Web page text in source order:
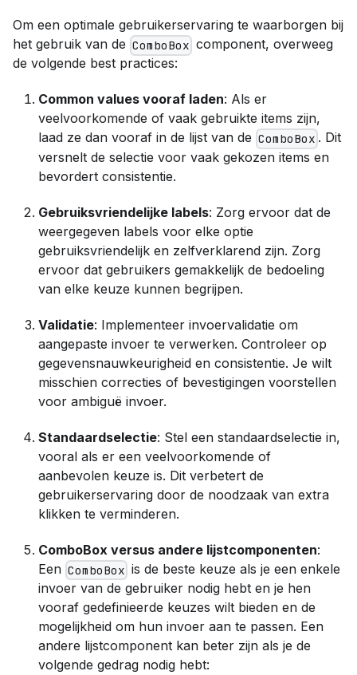
Om een optimale gebruikerservaring te waarborgen bij
het gebruik van de ComboBox component, overweeg
de volgende best practices:
Common values vooraf laden: Als er
veelvoorkomende of vaak gebruikte items zijn,
laad ze dan vooraf in de lijst van de ComboBox . Dit
versnelt de selectie voor vaak gekozen items en
bevordert consistentie.
Gebruiksvriendelijke labels: Zorg ervoor dat de
weergegeven labels voor elke optie
gebruiksvriendelijk en zelfverklarend zijn. Zorg
ervoor dat gebruikers gemakkelijk de bedoeling
van elke keuze kunnen begrijpen.
Validatie: Implementeer invoervalidatie om
aangepaste invoer te verwerken. Controleer op
gegevensnauwkeurigheid en consistentie. Je wilt
misschien correcties of bevestigingen voorstellen
voor ambiguë invoer.
Standaardselectie: Stel een standaardselectie in,
vooral als er een veelvoorkomende of
aanbevolen keuze is. Dit verbetert de
gebruikerservaring door de noodzaak van extra
klikken te verminderen.
ComboBox versus andere lijstcomponenten:
Een ComboBox is de beste keuze als je een enkele
invoer van de gebruiker nodig hebt en je hen
vooraf gedefinieerde keuzes wilt bieden en de
mogelijkheid om hun invoer aan te passen. Een
andere lijstcomponent kan beter zijn als je de
volgende gedrag nodig hebt: